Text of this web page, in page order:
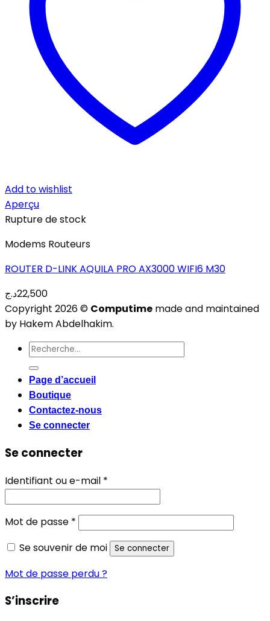
Add to wishlist
Aperçu
Rupture de stock
Modems Routeurs
ROUTER D-LINK AQUILA PRO AX3000 WIFI6 M30
22,500د.ج
Copyright 2026 © Computime made and maintained
by Hakem Abdelhakim.
Recherche
pour :
Page d’accueil
Boutique
Contactez-nous
Se connecter
Se connecter
Identifiant ou e-mail *
Mot de passe *
Se souvenir de moi
Se connecter
Mot de passe perdu ?
S’inscrire